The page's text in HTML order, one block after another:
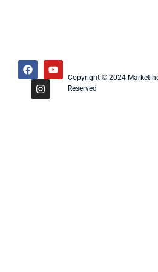
Copyright © 2024
Reserved